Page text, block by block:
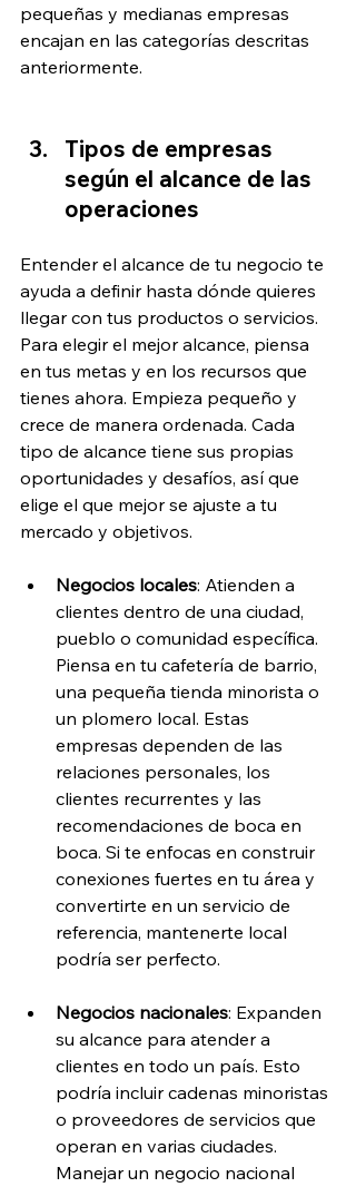
pequeñas y medianas empresas
encajan en las categorías descritas
anteriormente.
Tipos de empresas
según el alcance de las
operaciones
Entender el alcance de tu negocio te
ayuda a definir hasta dónde quieres
llegar con tus productos o servicios.
Para elegir el mejor alcance, piensa
en tus metas y en los recursos que
tienes ahora. Empieza pequeño y
crece de manera ordenada. Cada
tipo de alcance tiene sus propias
oportunidades y desafíos, así que
elige el que mejor se ajuste a tu
mercado y objetivos.
Negocios locales: Atienden a
clientes dentro de una ciudad,
pueblo o comunidad específica.
Piensa en tu cafetería de barrio,
una pequeña tienda minorista o
un plomero local. Estas
empresas dependen de las
relaciones personales, los
clientes recurrentes y las
recomendaciones de boca en
boca. Si te enfocas en construir
conexiones fuertes en tu área y
convertirte en un servicio de
referencia, mantenerte local
podría ser perfecto.
Negocios nacionales: Expanden
su alcance para atender a
clientes en todo un país. Esto
podría incluir cadenas minoristas
o proveedores de servicios que
operan en varias ciudades.
Manejar un negocio nacional